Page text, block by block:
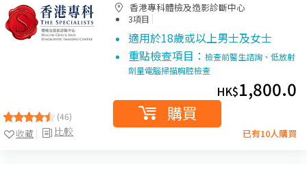
(46)
比較
收藏
香港專科體檢及造影診斷中心
3項目 |
適用於18歲或以上男士及女士
重點檢查項目： 檢查前醫生諮詢、低放射
劑量電腦掃描胸腔檢查
HK$1,800.0
購買
已有10人購買